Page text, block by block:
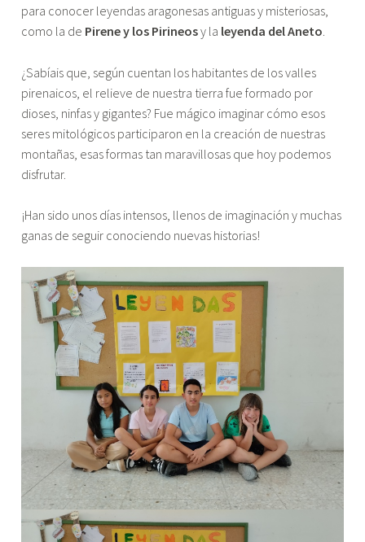
para conocer leyendas aragonesas antiguas y misteriosas,
como la de Pirene y los Pirineosy la leyenda del Aneto.
¿Sabíais que, según cuentan los habitantes de los valles
pirenaicos, el relieve de nuestra tierra fue formado por
dioses, ninfas y gigantes? Fue mágico imaginar cómo esos
seres mitológicos participaron en la creación de nuestras
montañas, esas formas tan maravillosas que hoy podemos
disfrutar.
¡Han sido unos días intensos, llenos de imaginación y muchas
ganas de seguir conociendo nuevas historias!